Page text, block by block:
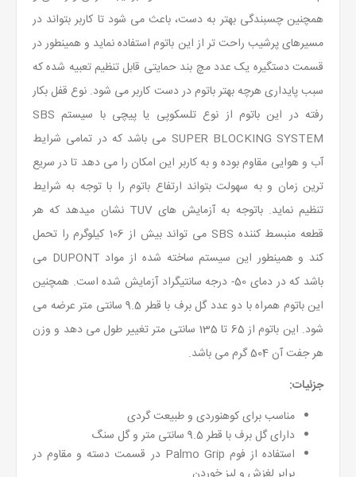
همچنین چسبندگی بهتر به دست، باعث می شود تا کاربر بتواند در
مسیرهای پرشیب راحت تر از این باتوم استفاده نماید و همینطور در
قسمت دستگیره یک عدد مچ بند حمایتی قابل تنظیم تعبیه شده که
سبب پایداری هرچه بهتر باتوم در دست کاربر می شود. نوع قفل بکار
رفته در این باتوم از نوع تلسکوپی یا پیچی با سیستم SBS
SUPER BLOCKING SYSTEM می باشد که در تمامی شرایط
آب و هوایی مقاوم بوده و به کاربر این امکان را می دهد تا در سریع
ترین زمان و به سهولت بتواند ارتفاع باتوم را با توجه به شرایط
تنظیم نماید. باتوجه به آزمایش های TUV نشان میدهد که هر
قطعه منبسط کننده SBS می تواند بیش از 106 کیلوگرم را تحمل
کند و همینطور این سیستم ساخته شده از مواد DUPONT می
باشد که در دمای 50- درجه سانتیگراد آزمایش شده است. همچنین
این باتوم همراه با دو عدد گل برف با قطر 9.5 سانتی متر عرضه می
شود. این باتوم از 65 تا 135 سانتی متر تغییر طول می دهد و وزن
هر جفت آن 504 گرم می باشد.
جزئیات:
مناسب برای کوهنوردی و طبیعت گردی
دارای گل برف با قطر 9.5 سانتی متر و گل سنگ
استفاده از فوم Palmo Grip در قسمت دسته و مقاوم در